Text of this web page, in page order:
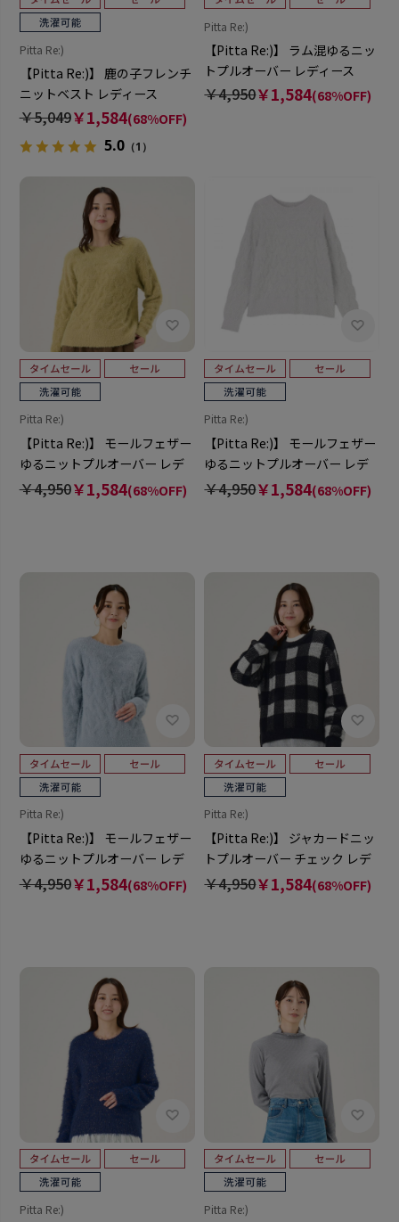
Pitta Re:)
【Pitta Re:)】 鹿の子フレンチ
ニットベスト レディース
￥5,049￥1,584(68%OFF)
5.0（1）
Pitta Re:)
【Pitta Re:)】 ラム混ゆるニッ
トプルオーバー レディース
￥4,950￥1,584(68%OFF)
Pitta Re:)
【Pitta Re:)】 モールフェザー
ゆるニットプルオーバー レデ
ィース
￥4,950￥1,584(68%OFF)
Pitta Re:)
【Pitta Re:)】 モールフェザー
ゆるニットプルオーバー レデ
ィース
￥4,950￥1,584(68%OFF)
Pitta Re:)
【Pitta Re:)】 モールフェザー
ゆるニットプルオーバー レデ
ィース
￥4,950￥1,584(68%OFF)
Pitta Re:)
【Pitta Re:)】 ジャカードニッ
トプルオーバー チェック レデ
ィース
￥4,950￥1,584(68%OFF)
Pitta Re:) Pitta Re:)